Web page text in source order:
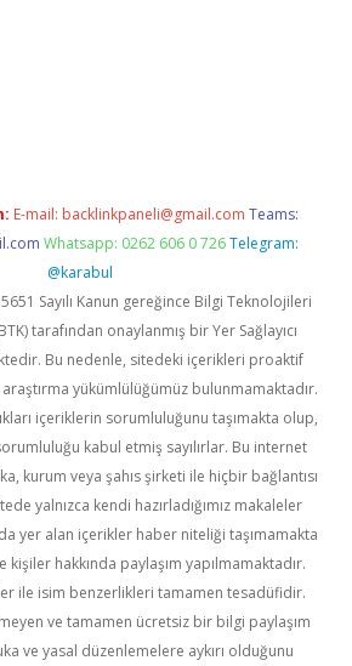
E-mail: backlinkpaneli@gmail.com Teams:
Whatsapp: 0262 606 0 726 Telegram:
@karabul
Sayılı Kanun gereğince Bilgi Teknolojileri
tarafından onaylanmış bir Yer Sağlayıcı
Bu nedenle, sitedeki içerikleri proaktif
yükümlülüğümüz bulunmamaktadır.
içeriklerin sorumluluğunu taşımakta olup,
kabul etmiş sayılırlar. Bu internet
kurum veya şahıs şirketi ile hiçbir bağlantısı
yalnızca kendi hazırladığımız makaleler
yer alan içerikler haber niteliği taşımamakta
hakkında paylaşım yapılmamaktadır.
ile isim benzerlikleri tamamen tesadüfidir.
ve tamamen ücretsiz bir bilgi paylaşım
ve yasal düzenlemelere aykırı olduğunu